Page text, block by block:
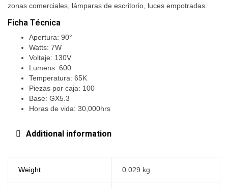
zonas comerciales, lámparas de escritorio, luces empotradas.
Ficha Técnica
Apertura: 90°
Watts: 7W
Voltaje: 130V
Lumens: 600
Temperatura: 65K
Piezas por caja: 100
Base: GX5.3
Horas de vida: 30,000hrs
Additional information
Weight 0.029 kg